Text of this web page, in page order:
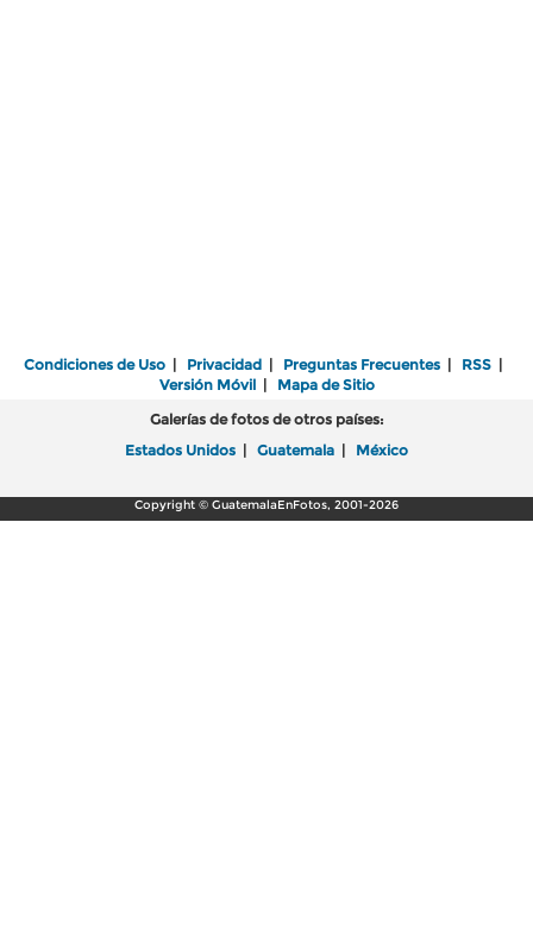
Condiciones de Uso | Privacidad | Preguntas Frecuentes | RSS |
Versión Móvil| Mapa de Sitio
Galerías de fotos de otros países:
Estados Unidos | Guatemala | México
Copyright © GuatemalaEnFotos, 2001-2026